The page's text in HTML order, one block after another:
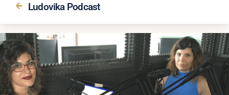
Ludovika Podcast